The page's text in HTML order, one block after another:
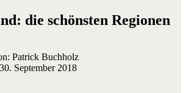
die schönsten Regionen
Patrick Buchholz
September 2018